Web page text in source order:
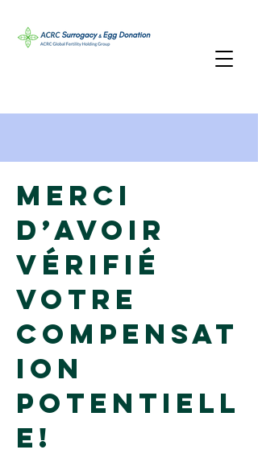
Merci
d’avoir
vérifié
votre
compensat
ion
potentiell
e!